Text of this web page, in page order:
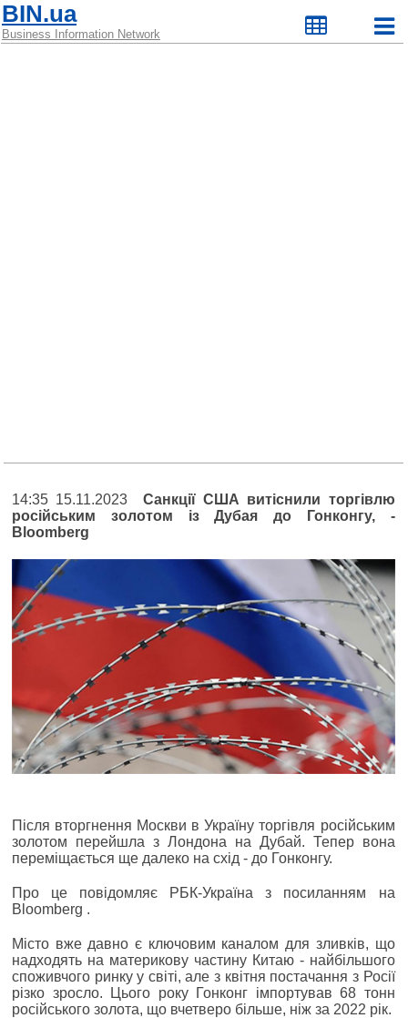
BIN.ua
Business Information Network
14:35 15.11.2023 Санкції США витіснили торгівлю
російським золотом із Дубая до Гонконгу, -
Bloomberg
Після вторгнення Москви в Україну торгівля російським
золотом перейшла з Лондона на Дубай. Тепер вона
переміщається ще далеко на схід - до Гонконгу.
Про це повідомляє РБК-Україна з посиланням на
Bloomberg .
Місто вже давно є ключовим каналом для зливків, що
надходять на материкову частину Китаю - найбільшого
споживчого ринку у світі, але з квітня постачання з Росії
різко зросло. Цього року Гонконг імпортував 68 тонн
російського золота, що вчетверо більше, ніж за 2022 рік.